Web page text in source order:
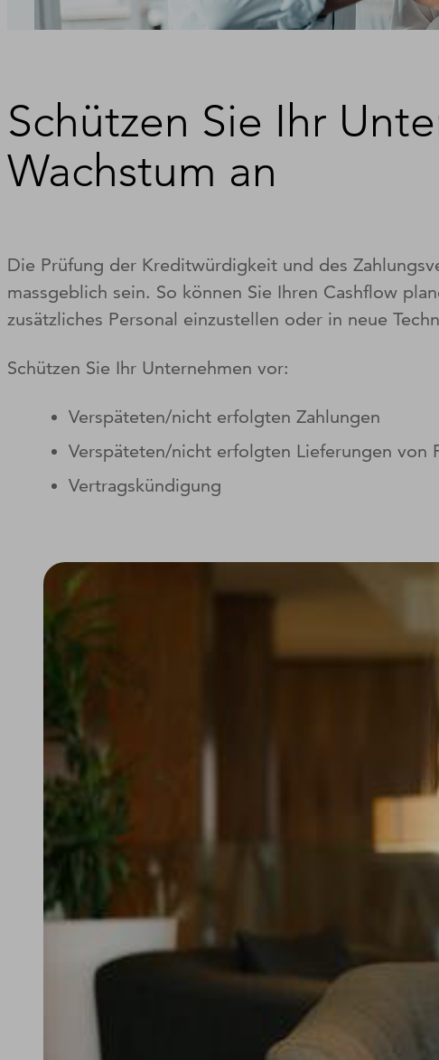
Schützen Sie Ihr
Wachstum an
Die Prüfung der Kreditwürdigkeit und des
massgeblich sein. So können Sie Ihren Cashflow
zusätzliches Personal einzustellen oder in neue
Schützen Sie Ihr Unternehmen vor:
Verspäteten/nicht erfolgten Zahlungen
Verspäteten/nicht erfolgten Lieferungen von
Vertragskündigung